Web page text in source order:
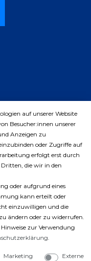
auf unserer Website
Besucher:innen unserer
Anzeigen zu
oder Zugriffe auf
erfolgt erst durch
die wir in den
oder aufgrund eines
kann erteilt oder
einzuwilligen und die
ändern oder zu widerrufen.
zur Verwendung
.
Marketing Externe